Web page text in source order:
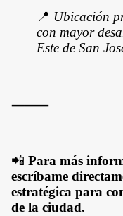
📍 Ubicación
con mayor
Este de San
⸻
📲 Para más
escríbame
estratégica para
de la ciudad.